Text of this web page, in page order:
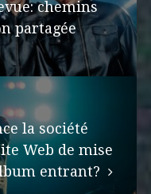
chemins
partagée
la société
Web de mise
entrant?